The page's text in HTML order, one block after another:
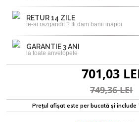
RETUR 14 ZILE
te-ai razgandit ? Iti dam banii inapoi
GARANTIE 3 ANI
la toate anvelopele
701,03
749,36 LEI
Prețul afișat este per bucată și include